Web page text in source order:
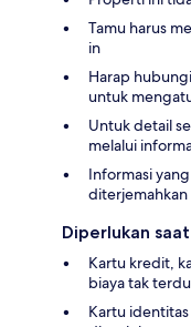
Tamu harus
in
Harap
untuk
Untuk detail
melalui
Informasi
Diperlukan
Kartu kredit,
biaya tak
Kartu